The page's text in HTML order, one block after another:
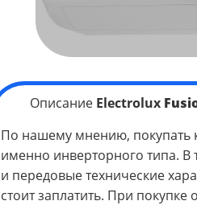
Описание Electrolux
По нашему мнению, покупать
именно инверторного типа. В
и передовые технические
стоит заплатить. При